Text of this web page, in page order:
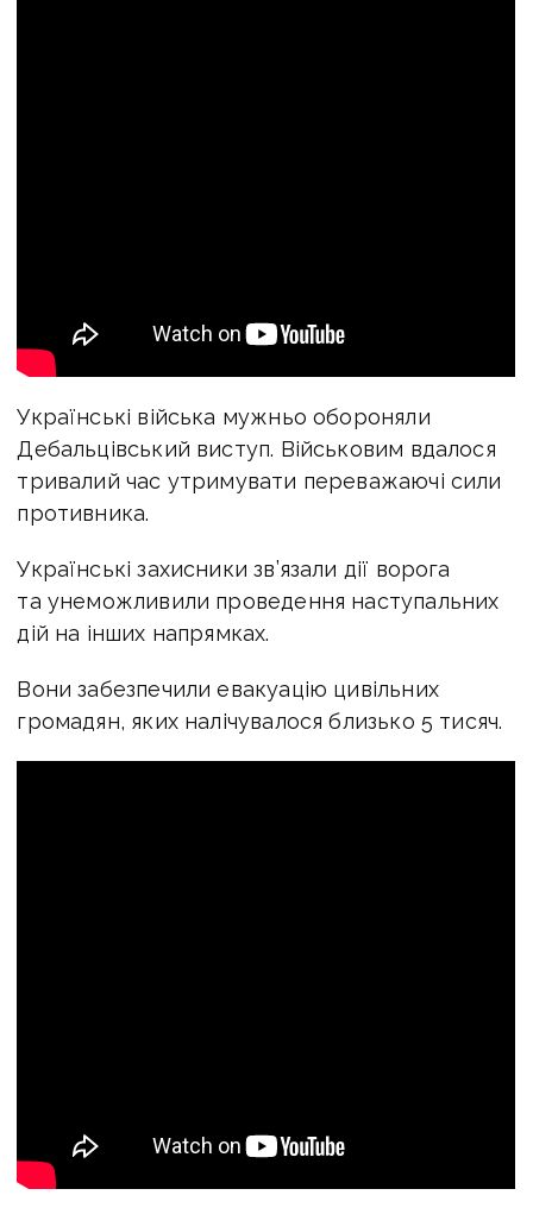
Українські війська мужньо обороняли
Дебальцівський виступ. Військовим вдалося
тривалий час утримувати переважаючі сили
противника.
Українські захисники зв’язали дії ворога
та унеможливили проведення наступальних
дій на інших напрямках.
Вони забезпечили евакуацію цивільних
громадян, яких налічувалося близько 5 тисяч.